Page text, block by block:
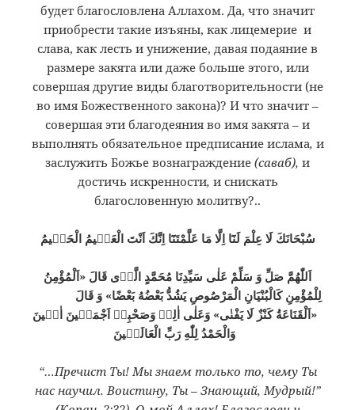
будет благословлена Аллахом. Да, что значит
приобрести такие изъяны, как лицемерие и
слава, как лесть и унижение, давая подаяние в
размере закята или даже больше этого, или
совершая другие виды благотворительности (не
во имя Божественного закона)? И что значит –
совершая эти благодеяния во имя закята – и
выполнять обязательное предписание ислама, и
заслужить Божье вознаграждение (саваб), и
достичь искренности, и снискать
благословенную молитву?..
سُبْحَانَكَ لَا عِلْمَ لَنَٓا اِلَّا مَا عَلَّمْتَنَٓا اِنَّكَ اَنْتَ الْعَلٖيمُ الْحَكٖيمُ
اَللّٰهُمَّ صَلِّ وَ سَلِّمْ عَلٰى سَيِّدِنَا مُحَمَّدٍ الَّذٖى قَالَ «اَلْمُؤْمِنُ
لِلْمُؤْمِنِ كَالْبُنْيَانِ الْمَرْصُوصِ يَشُدُّ بَعْضُهُ بَعْضًا» وَ قَالَ
«اَلْقَنَاعَةُ كَنْزٌ لَا يَفْنٰى» وَعَلٰى اٰلِهٖ وَصَحْبِهٖ اَجْمَعٖينَ اٰمٖينَ
“…Пречист Ты! Мы знаем только то, чему Ты
нас научил. Воистину, Ты – Знающий, Мудрый!”